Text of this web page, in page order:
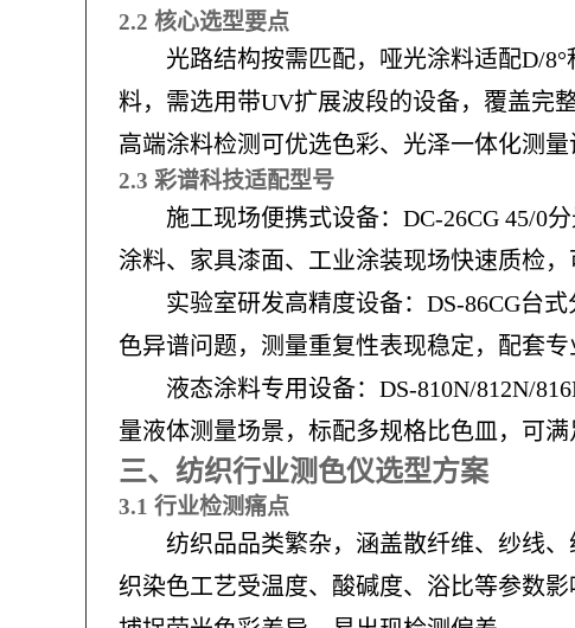
2.2 核心选型要点
光路结构按需匹配，哑光涂料适配D/
料，需选用带UV扩展波段的设备，覆盖完
高端涂料检测可优选色彩、光泽一体化测
2.3 彩谱科技适配型号
施工现场便携式设备：DC-26CG 45/0
涂料、家具漆面、工业涂装现场快速质检
实验室研发高精度设备：DS-86CG台
色异谱问题，测量重复性表现稳定，配套
液态涂料专用设备：DS-810N/812N/
量液体测量场景，标配多规格比色皿，可
三、纺织行业测色仪选型方案
3.1 行业检测痛点
纺织品品类繁杂，涵盖散纤维、纱线
织染色工艺受温度、酸碱度、浴比等参数